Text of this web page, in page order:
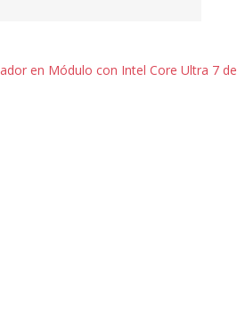
en Módulo con Intel Core Ultra 7 de